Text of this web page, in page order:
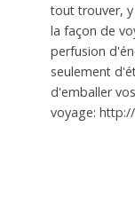
tout trouver,
la façon de
perfusion
seulement
d'emballer
voyage: